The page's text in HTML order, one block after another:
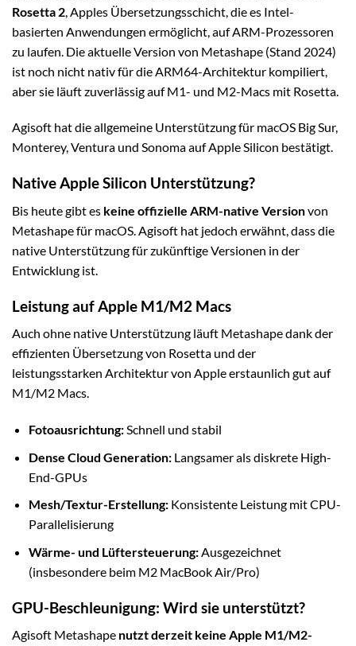
Rosetta 2 , Apples Übersetzungsschicht, die es Intel-
basierten Anwendungen ermöglicht, auf ARM-Prozessoren
zu laufen. Die aktuelle Version von Metashape (Stand 2024)
ist noch nicht nativ für die ARM64-Architektur kompiliert,
aber sie läuft zuverlässig auf M1- und M2-Macs mit Rosetta.
Agisoft hat die allgemeine Unterstützung für macOS Big Sur,
Monterey, Ventura und Sonoma auf Apple Silicon bestätigt.
Native Apple Silicon Unterstützung?
Bis heute gibt es keine offizielle ARM-native Versionvon
Metashape für macOS. Agisoft hat jedoch erwähnt, dass die
native Unterstützung für zukünftige Versionen in der
Entwicklung ist.
Leistung auf Apple M1/M2 Macs
Auch ohne native Unterstützung läuft Metashape dank der
effizienten Übersetzung von Rosetta und der
leistungsstarken Architektur von Apple erstaunlich gut auf
M1/M2 Macs.
Fotoausrichtung:Schnell und stabil
Dense Cloud Generation:Langsamer als diskrete High-
End-GPUs
Mesh/Textur-Erstellung:Konsistente Leistung mit CPU-
Parallelisierung
Wärme- und Lüftersteuerung:Ausgezeichnet
(insbesondere beim M2 MacBook Air/Pro)
GPU-Beschleunigung: Wird sie unterstützt?
Agisoft Metashape nutzt derzeit keine Apple M1/M2-